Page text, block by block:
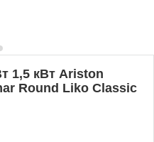
1,5 кВт Ariston
Round Liko Classic